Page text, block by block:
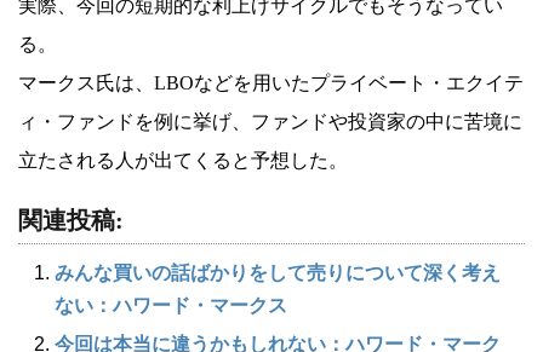
実際、今回の短期的な利上げサイクルでもそうなってい
る。
マークス氏は、LBOなどを用いたプライベート・エクイテ
ィ・ファンドを例に挙げ、ファンドや投資家の中に苦境に
立たされる人が出てくると予想した。
関連投稿:
みんな買いの話ばかりをして売りについて深く考え
ない：ハワード・マークス
今回は本当に違うかもしれない：ハワード・マーク